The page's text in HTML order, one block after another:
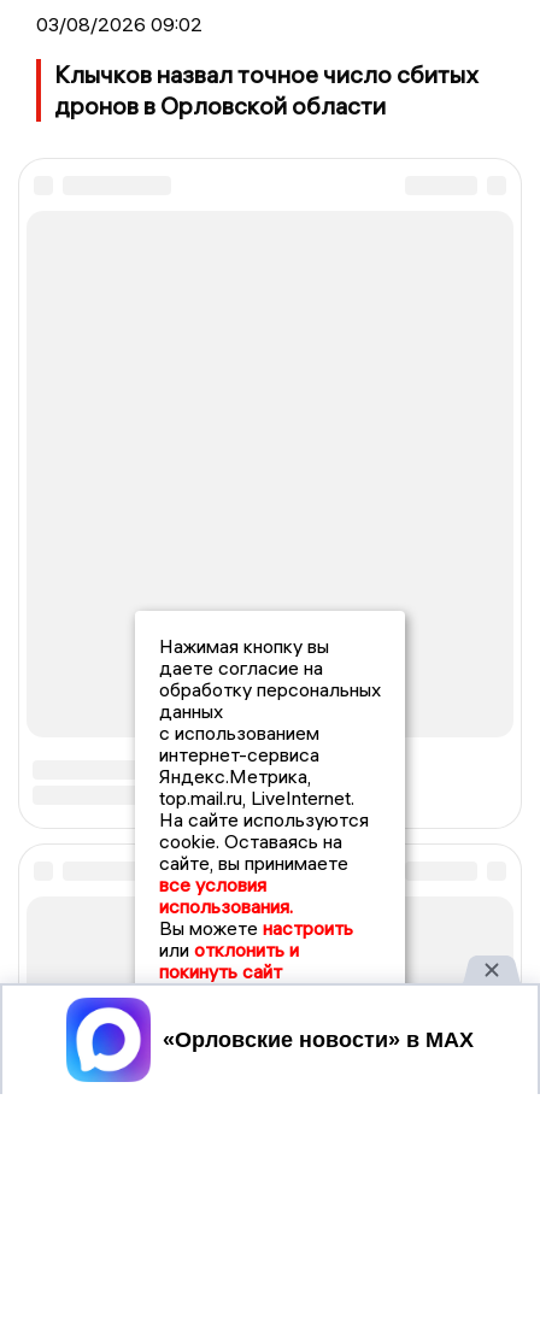
03/08/2026 09:02
Клычков назвал точное число сбитых
дронов в Орловской области
Нажимая кнопку вы
даете согласие на
обработку персональных
данных
с использованием
интернет-сервиса
Яндекс.Метрика,
top.mail.ru, LiveInternet.
На сайте используются
cookie. Оставаясь на
сайте, вы принимаете
все условия
использования.
Вы можете настроить
или отклонить и
покинуть сайт
Принять